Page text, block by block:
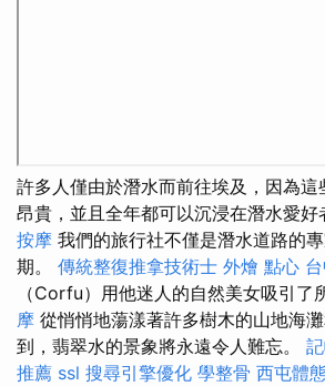
許多人僅由於潛水而前往埃及，因為這
昂貴，並且全年都可以沉浸在潛水愛好
按摩 我們的旅行社不僅是潛水道路的
期。 傳統整復推拿技術士 外燴 點心
（Corfu）用他迷人的自然美女吸引了
摩 從悄悄地蕩漾著許多樹木的山地海
到，翡翠水的景象將永遠令人難忘。
推薦 ssl 搜尋引擎優化 學整骨 西屯體